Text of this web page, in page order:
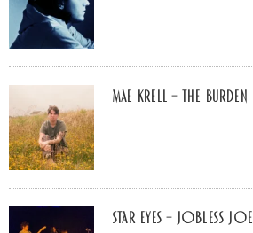
Mae Krell – the burden
Star Eyes – Jobless Joe